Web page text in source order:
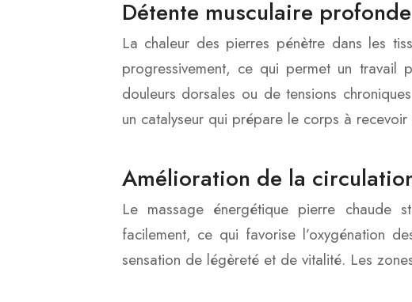
Détente musculaire profonde
La chaleur des pierres pénètre dans les
progressivement, ce qui permet un
douleurs dorsales ou de tensions
un catalyseur qui prépare le corps à recevoir
Amélioration de la
Le massage énergétique pierre chaude
facilement, ce qui favorise l’oxygénation
sensation de légèreté et de vitalité. Les